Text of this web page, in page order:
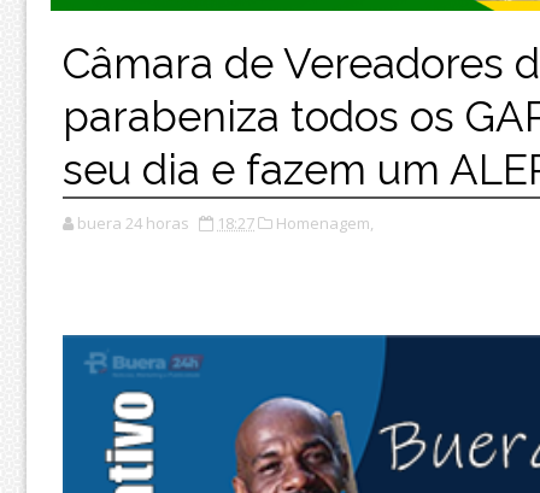
Câmara de Vereadores
parabeniza todos os
seu dia e fazem um
buera 24 horas 18:27 Homenagem,